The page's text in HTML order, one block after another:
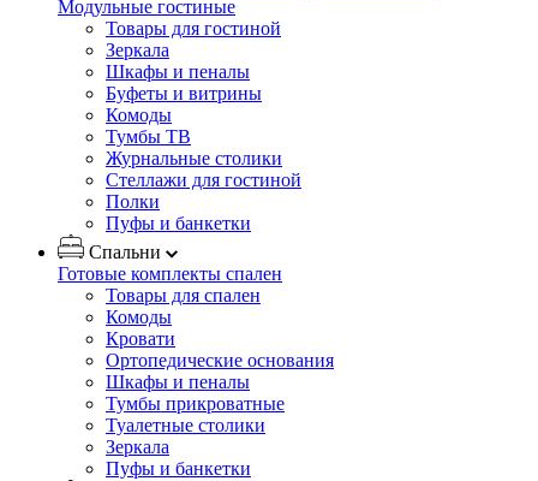
Модульные гостиные
Товары для гостиной
Зеркала
Шкафы и пеналы
Буфеты и витрины
Комоды
Тумбы ТВ
Журнальные столики
Стеллажи для гостиной
Полки
Пуфы и банкетки
Спальни
Готовые комплекты спален
Товары для спален
Комоды
Кровати
Ортопедические основания
Шкафы и пеналы
Тумбы прикроватные
Туалетные столики
Зеркала
Пуфы и банкетки